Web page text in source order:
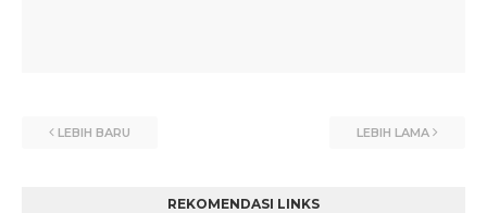
LEBIH BARU LEBIH LAMA
REKOMENDASI LINKS